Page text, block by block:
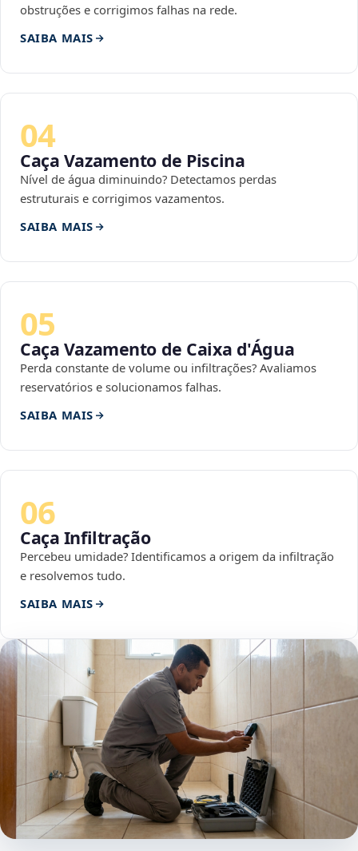
obstruções e corrigimos falhas na rede.
SAIBA MAIS
04
Caça Vazamento de Piscina
Nível de água diminuindo? Detectamos perdas
estruturais e corrigimos vazamentos.
SAIBA MAIS
05
Caça Vazamento de Caixa d'Água
Perda constante de volume ou infiltrações? Avaliamos
reservatórios e solucionamos falhas.
SAIBA MAIS
06
Caça Infiltração
Percebeu umidade? Identificamos a origem da infiltração
e resolvemos tudo.
SAIBA MAIS